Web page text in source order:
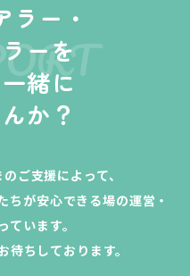
ラー・
ーを
緒に
か？
ご支援によって、
ちが安心できる場の運営・
ています。
ちしております。